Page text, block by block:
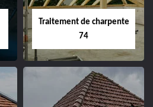
Traitement de charpente
74